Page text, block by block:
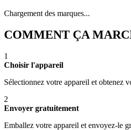
Chargement des marques...
COMMENT ÇA
1
Choisir l'appareil
Sélectionnez votre appareil et obtenez
2
Envoyer gratuitement
Emballez votre appareil et envoyez-le